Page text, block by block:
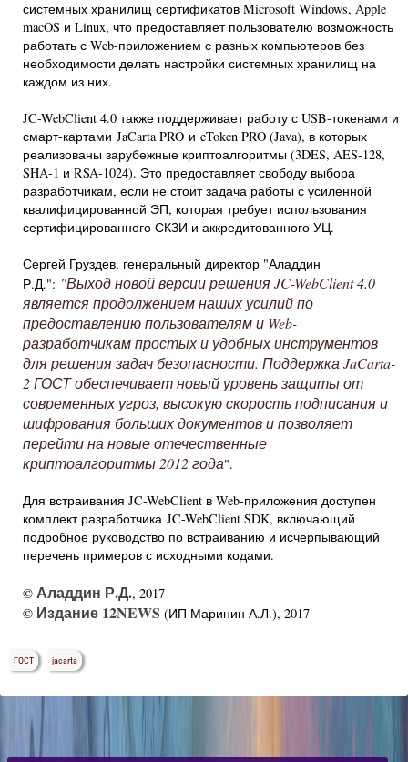
системных хранилищ сертификатов Microsoft Windows, Apple
macOS и Linux, что предоставляет пользователю возможность
работать с Web-приложением с разных компьютеров без
необходимости делать настройки системных хранилищ на
каждом из них.
JC-WebClient 4.0 также поддерживает работу с USB-токенами и
смарт-картами JaCarta PRO и eToken PRO (Java), в которых
реализованы зарубежные криптоалгоритмы (3DES, AES-128,
SHA-1 и RSA-1024). Это предоставляет свободу выбора
разработчикам, если не стоит задача работы с усиленной
квалифицированной ЭП, которая требует использования
сертифицированного СКЗИ и аккредитованного УЦ.
Сергей Груздев, генеральный директор "Аладдин
Р.Д.": "Выход новой версии решения JC-WebClient 4.0
является продолжением наших усилий по
предоставлению пользователям и Web-
разработчикам простых и удобных инструментов
для решения задач безопасности. Поддержка JaCarta-
2 ГОСТ обеспечивает новый уровень защиты от
современных угроз, высокую скорость подписания и
шифрования больших документов и позволяет
перейти на новые отечественные
криптоалгоритмы 2012 года".
Для встраивания JC-WebClient в Web-приложения доступен
комплект разработчика JC-WebClient SDK, включающий
подробное руководство по встраиванию и исчерпывающий
перечень примеров с исходными кодами.
© Аладдин Р.Д., 2017
© Издание 12NEWS (ИП Маринин А.Л.), 2017
ГОСТ jacarta